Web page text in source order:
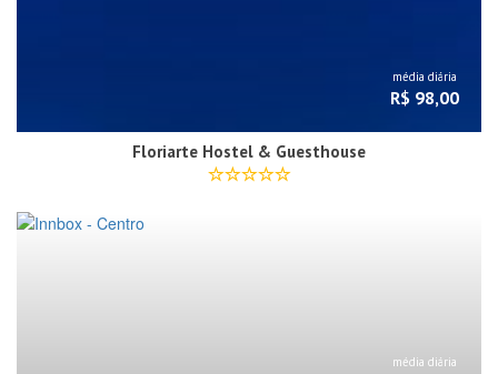
média diária
R$ 98,00
Floriarte Hostel & Guesthouse
média diária